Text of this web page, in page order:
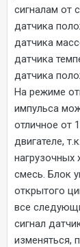
сигналам от
датчика
датчика
датчика
датчика
На режиме
импульса
отличное от
двигателе,
нагрузочных
смесь. Блок
открытого
все
сигнал
изменяться,